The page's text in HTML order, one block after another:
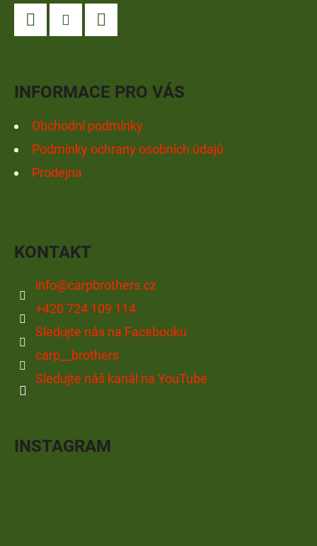
INFORMACE PRO VÁS
Obchodní podmínky
Podmínky ochrany osobních údajů
Prodejna
KONTAKT
info@carpbrothers.cz
+420 724 109 114
Sledujte nás na Facebooku
carp__brothers
Sledujte náš kanál na YouTube
INSTAGRAM